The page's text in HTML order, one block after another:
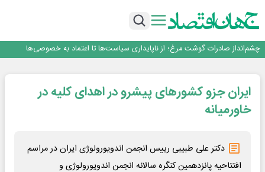
رییس‌کل بیمه مرکزی: برای حقوق مردم خط قرمز ندارم
چشم‌انداز صادرات گوشت مرغ؛ از ناپایداری سیاست‌ها تا اعتماد به خصوصی‌ها
عبور فکور صنعت از مرز ۵۳ همت درآمد
رییس‌کل بیمه مرکزی: برای حقوق مردم خط قرمز ندارم
ایران جزو کشورهای پیشرو در اهدای کلیه در
خاورمیانه
دکتر علی طبیبی رییس انجمن اندویورولوژی ایران در مراسم
افتتاحیه پانزدهمین کنگره سالانه انجمن اندویورولوژی و